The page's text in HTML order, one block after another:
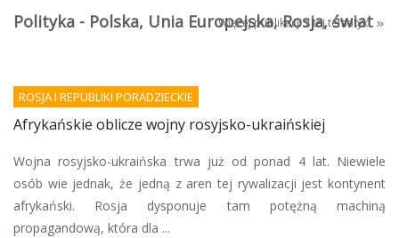
Polityka - Polska, Unia Europejska, Rosja, świat
Więcej publikacji z tej tematyki
ROSJA I REPUBLIKI PORADZIECKIE
Afrykańskie oblicze wojny rosyjsko-ukraińskiej
Wojna rosyjsko-ukraińska trwa już od ponad 4 lat. Niewiele
osób wie jednak, że jedną z aren tej rywalizacji jest kontynent
afrykański. Rosja dysponuje tam potężną machiną
propagandową, która dla ...